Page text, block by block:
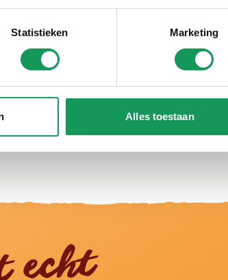
Statistieken Marketing
Alles toestaan
Deze plaatsen ademen authenticiteit en
te bieden.